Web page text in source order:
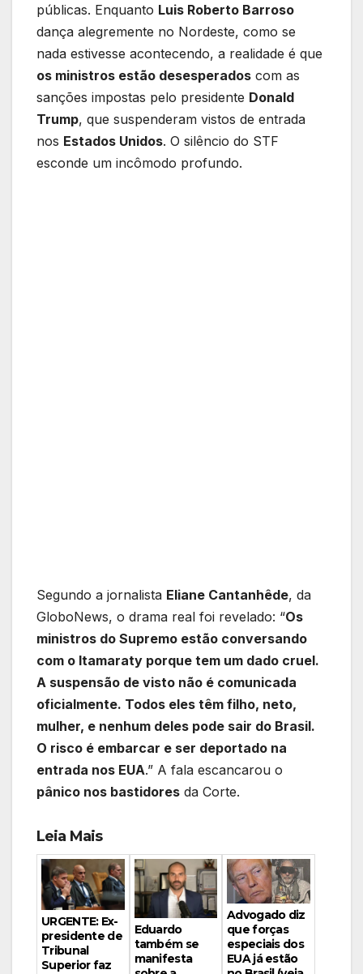
públicas. Enquanto Luis Roberto Barroso
dança alegremente no Nordeste, como se
nada estivesse acontecendo, a realidade é que
os ministros estão desesperados com as
sanções impostas pelo presidente Donald
Trump, que suspenderam vistos de entrada
nos Estados Unidos. O silêncio do STF
esconde um incômodo profundo.
Segundo a jornalista Eliane Cantanhêde, da
GloboNews, o drama real foi revelado: “Os
ministros do Supremo estão conversando
com o Itamaraty porque tem um dado cruel.
A suspensão de visto não é comunicada
oficialmente. Todos eles têm filho, neto,
mulher, e nenhum deles pode sair do Brasil.
O risco é embarcar e ser deportado na
entrada nos EUA.” A fala escancarou o
pânico nos bastidores da Corte.
Leia Mais
URGENTE: Ex-
presidente de
Tribunal
Superior faz
Eduardo
também se
manifesta
Advogado diz
que forças
especiais dos
EUA já estão